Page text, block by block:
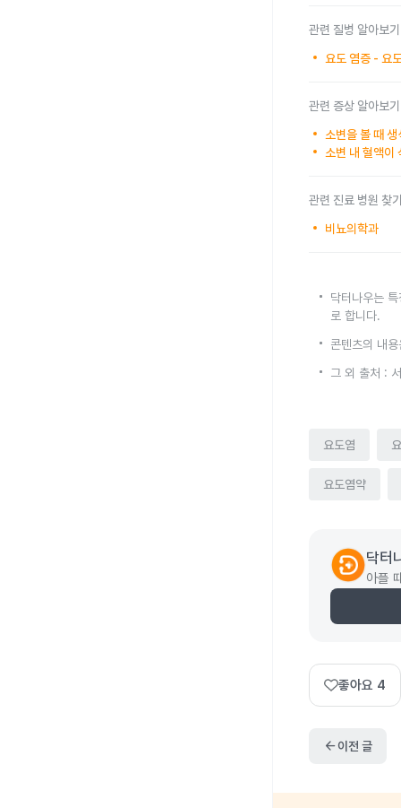
관련 질병 알아보기
요도 염증 - 요
관련 증상 알아보기
소변을 볼 때
소변 내 혈액이
관련 진료 병원 찾
비뇨의학과
닥터나우는
로 합니다.
콘텐츠의 내
그 외 출처 :
요도염
요도염약
닥터
아플
좋아요 4
arrow_back이전 글